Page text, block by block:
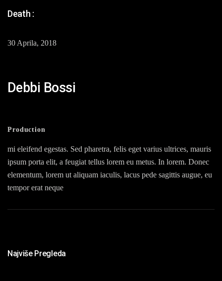
Death :
30 Aprila, 2018
Debbi Bossi
Production
mi eleifend egestas. Sed pharetra, felis eget varius ultrices, mauris
ipsum porta elit, a feugiat tellus lorem eu metus. In lorem. Donec
elementum, lorem ut aliquam iaculis, lacus pede sagittis augue, eu
tempor erat neque
Najviše Pregleda